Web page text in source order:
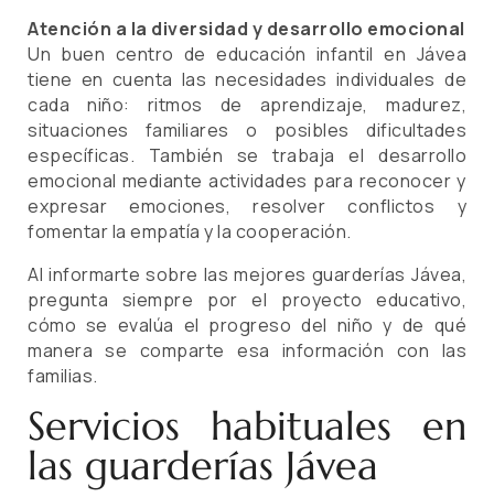
Atención a la diversidad y desarrollo emocional
Un buen centro de educación infantil en Jávea
tiene en cuenta las necesidades individuales de
cada niño: ritmos de aprendizaje, madurez,
situaciones familiares o posibles dificultades
específicas. También se trabaja el desarrollo
emocional mediante actividades para reconocer y
expresar emociones, resolver conflictos y
fomentar la empatía y la cooperación.
Al informarte sobre las mejores guarderías Jávea,
pregunta siempre por el proyecto educativo,
cómo se evalúa el progreso del niño y de qué
manera se comparte esa información con las
familias.
Servicios habituales en
las guarderías Jávea